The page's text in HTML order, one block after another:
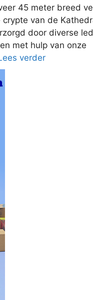
45 meter breed
crypte van de
door diverse
met hulp van onze
verder